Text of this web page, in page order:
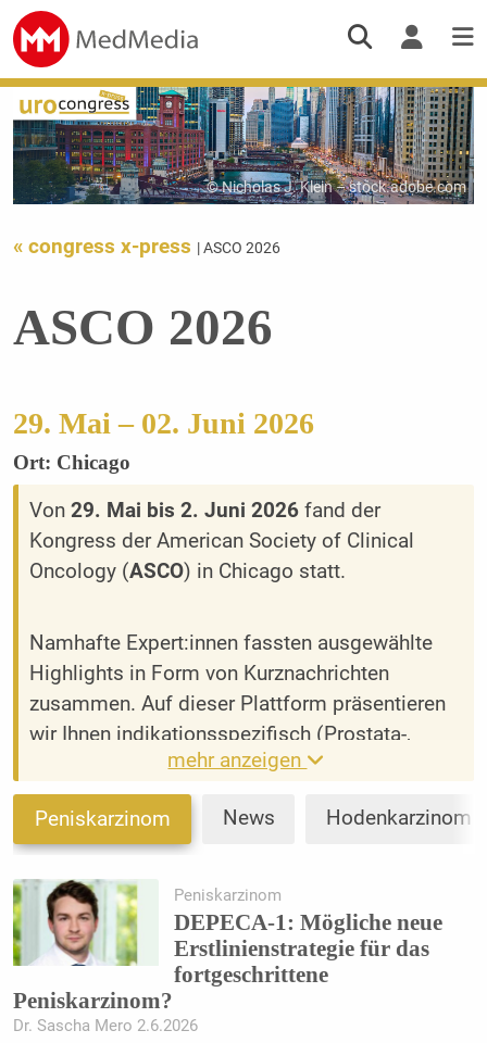
© Nicholas J. Klein – stock.adobe.com
« congress x-press | ASCO 2026
ASCO 2026
29. Mai – 02. Juni 2026
Ort: Chicago
Von 29. Mai bis 2. Juni 2026 fand der
Kongress der American Society of Clinical
Oncology (ASCO) in Chicago statt.
Namhafte Expert:innen fassten ausgewählte
Highlights in Form von Kurznachrichten
zusammen. Auf dieser Plattform präsentieren
wir Ihnen indikationsspezifisch (Prostata-,
Blasen- und Nierenzellkarzinom) die
wesentlichen Neuigkeiten.
melden Sie sich am besten gleich für den
congress x-pressNewsletter an!
Univ.-Prof. Dr. Shahrokh F. Shariat, Dr. Kilian
Gust und Team
mehr anzeigen
Peniskarzinom News Hodenkarzinom
Peniskarzinom
DEPECA-1: Mögliche neue
Erstlinienstrategie für das
fortgeschrittene
Peniskarzinom?
Dr. Sascha Mero 2.6.2026